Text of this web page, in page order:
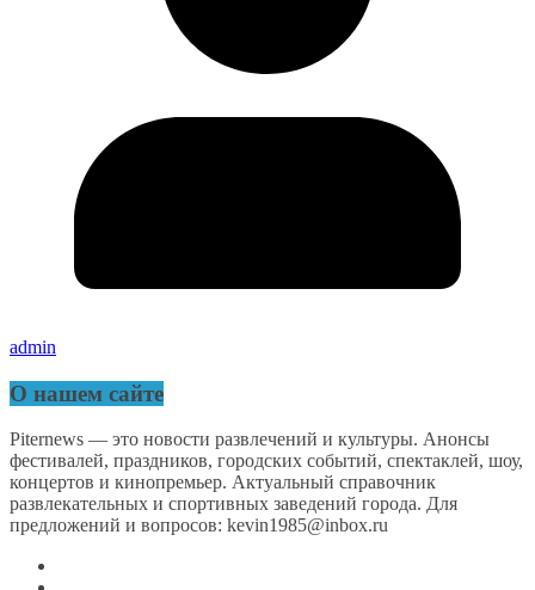
admin
О нашем сайте
Piternews — это новости развлечений и культуры. Анонсы
фестивалей, праздников, городских событий, спектаклей, шоу,
концертов и кинопремьер. Актуальный справочник
развлекательных и спортивных заведений города. Для
предложений и вопросов: kevin1985@inbox.ru